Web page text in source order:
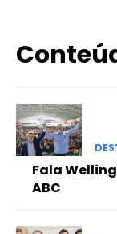
Fala
ABC